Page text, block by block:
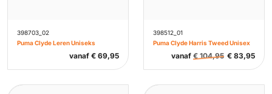
398703_02
Puma Clyde Leren Uniseks
vanaf € 69,95
398512_01
Puma Clyde Harris Tweed Unisex
vanaf €104,95 € 83,95